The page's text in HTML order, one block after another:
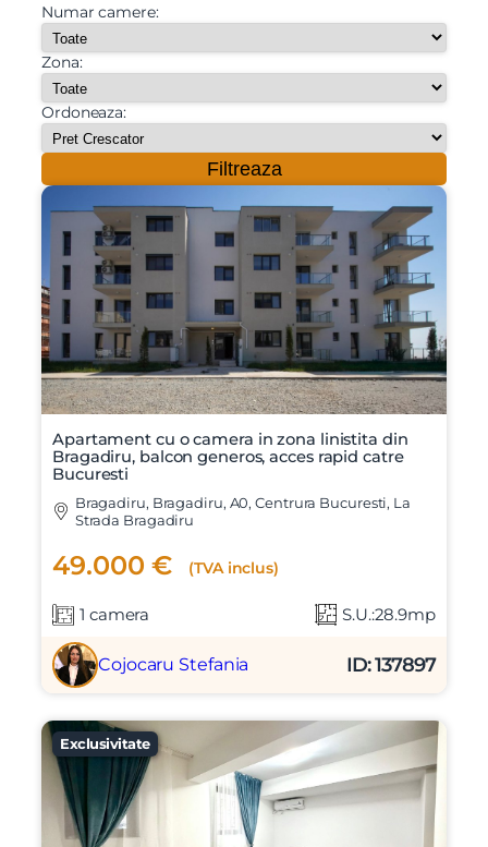
Numar camere:
Zona:
Ordoneaza:
Filtreaza
Apartament cu o camera in zona linistita din
Bragadiru, balcon generos, acces rapid catre
Bucuresti
Bragadiru, Bragadiru, A0, Centrura Bucuresti, La
Strada Bragadiru
49.000 € (TVA inclus)
1 camera S.U.:28.9mp
Cojocaru Stefania ID: 137897
Exclusivitate